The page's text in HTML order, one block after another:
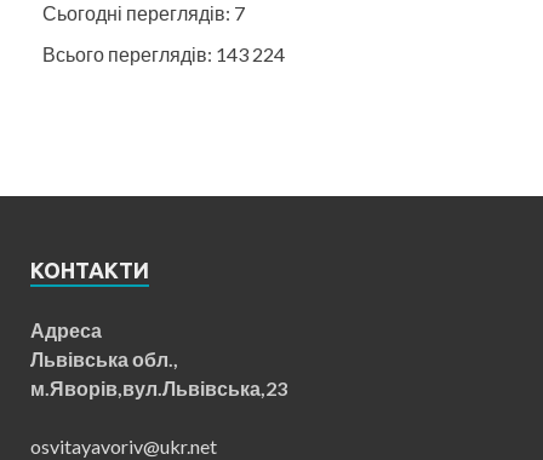
Сьогодні переглядів: 7
Всього переглядів: 143 224
КОНТАКТИ
Адреса
Львівська обл.,
м.Яворів,вул.Львівська,23
osvitayavoriv@ukr.net